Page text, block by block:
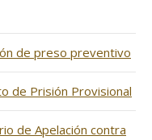
de preso preventivo
de Prisión Provisional
de Apelación contra